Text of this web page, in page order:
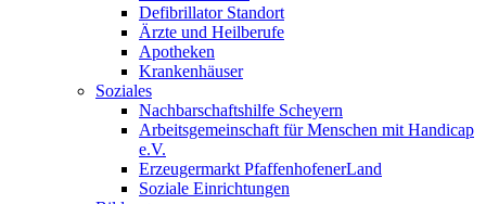
Defibrillator Standort
Ärzte und Heilberufe
Apotheken
Krankenhäuser
Soziales
Nachbarschaftshilfe Scheyern
Arbeitsgemeinschaft für Menschen mit Handicap
e.V.
Erzeugermarkt PfaffenhofenerLand
Soziale Einrichtungen